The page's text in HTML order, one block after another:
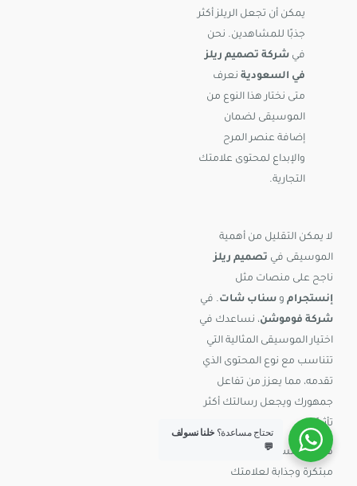
يمكن أن تجعل الريلز أكثر
جذبًا للمشاهدين. نحن
في شركة تصميم ريلز
في السعودية نعرف
متى نختار هذا النوع من
الموسيقى لضمان
إضافة عنصر المرح
والإبداع لمحتوى علامتك
التجارية.
لا يمكن التقليل من أهمية
الموسيقى في تصميم ريلز
ناجح على منصات مثل
إنستجرام و سناب شات. في
شركة فوموشن، نساعدك في
اختيار الموسيقى المثالية التي
تتناسب مع نوع المحتوى الذي
تقدمه، مما يعزز من تفاعل
جمهورك ويجعل رسالتك أكثر
تأثيرًا.
هل أنت مستعد لإنشاء ريلز
مبتكرة وجذابة لعلامتك
تحتاج مساعدة؟ خلنا نسولف
💬